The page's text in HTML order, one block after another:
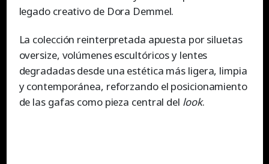
legado creativo de Dora Demmel.
La colección reinterpretada apuesta por siluetas
oversize, volúmenes escultóricos y lentes
degradadas desde una estética más ligera, limpia
y contemporánea, reforzando el posicionamiento
de las gafas como pieza central del look.